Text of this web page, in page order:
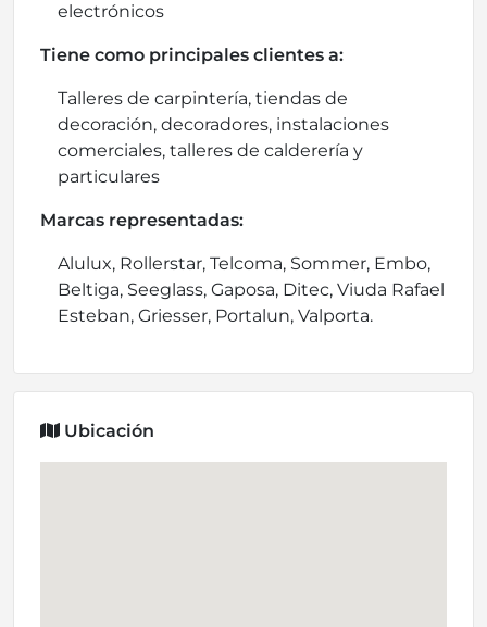
electrónicos
Tiene como principales clientes a:
Talleres de carpintería, tiendas de
decoración, decoradores, instalaciones
comerciales, talleres de calderería y
particulares
Marcas representadas:
Alulux, Rollerstar, Telcoma, Sommer, Embo,
Beltiga, Seeglass, Gaposa, Ditec, Viuda Rafael
Esteban, Griesser, Portalun, Valporta.
Ubicación